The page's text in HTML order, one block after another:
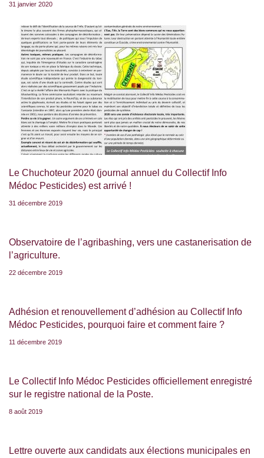
31 janvier 2020
Le Chuchoteur 2020 (journal annuel du Collectif Info
Médoc Pesticides) est arrivé !
31 décembre 2019
Observatoire de l’agribashing, vers une castanerisation de
l’agriculture.
22 décembre 2019
Adhésion et renouvellement d’adhésion au Collectif Info
Médoc Pesticides, pourquoi faire et comment faire ?
11 décembre 2019
Le Collectif Info Médoc Pesticides officiellement enregistré
sur le registre national de la Poste.
8 août 2019
Lettre ouverte aux candidats aux élections municipales en